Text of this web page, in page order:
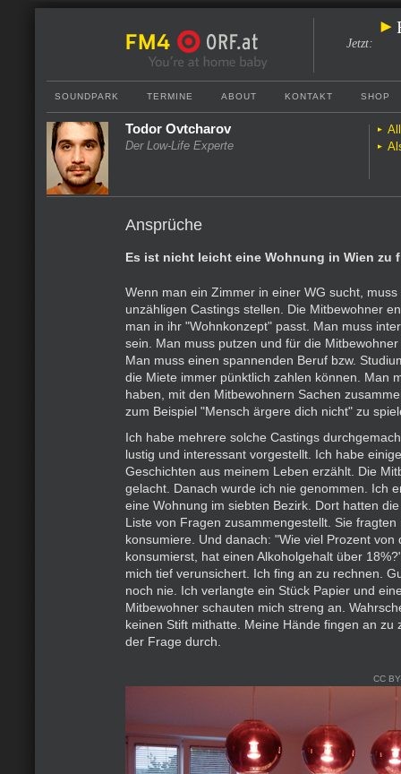
Jetzt:
SOUNDPARK TERMINE ABOUT KONTAKT SHOP
Todor Ovtcharov
Der Low-Life Experte
Ansprüche
Es ist nicht leicht eine Wohnung in Wien zu
Wenn man ein Zimmer in einer WG sucht, muss
unzähligen Castings stellen. Die Mitbewohner
man in ihr "Wohnkonzept" passt. Man muss
sein. Man muss putzen und für die
Man muss einen spannenden Beruf bzw.
die Miete immer pünktlich zahlen können. Man
haben, mit den Mitbewohnern Sachen
zum Beispiel "Mensch ärgere dich nicht" zu
Ich habe mehrere solche Castings
lustig und interessant vorgestellt. Ich habe
Geschichten aus meinem Leben erzählt. Die
gelacht. Danach wurde ich nie genommen. Ich
eine Wohnung im siebten Bezirk. Dort hatten
Liste von Fragen zusammengestellt. Sie fragten
konsumiere. Und danach: "Wie viel Prozent von
konsumierst, hat einen Alkoholgehalt über
mich tief verunsichert. Ich fing an zu rechnen.
noch nie. Ich verlangte ein Stück Papier und
Mitbewohner schauten mich streng an.
keinen Stift mithatte. Meine Hände fingen an zu
der Frage durch.
CC